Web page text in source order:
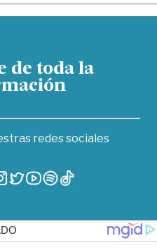
de toda la
redes sociales